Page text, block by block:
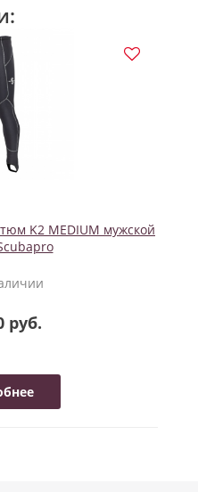
K2 MEDIUM мужской
руб.